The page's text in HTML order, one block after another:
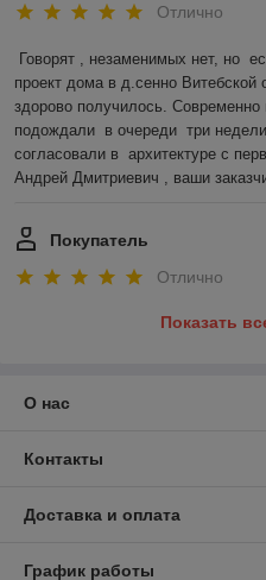
Отлично
Говорят , незаменимых нет, но
проект дома в д.сенно Витебской
здорово получилось.
подождали  в очереди  три
согласовали в  архитектуре с
Андрей Дмитриевич , ваши
Покупатель
Отлично
Показать
О нас
Контакты
Доставка и оплата
График работы